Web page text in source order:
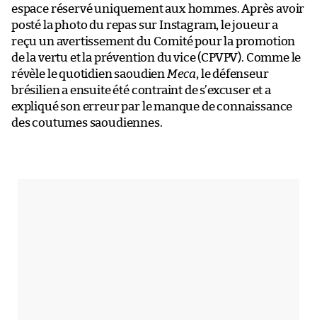
espace réservé uniquement aux hommes. Après avoir
posté la photo du repas sur Instagram, le joueur a
reçu un avertissement du Comité pour la promotion
de la vertu et la prévention du vice (CPVPV). Comme le
révèle le quotidien saoudienMeca, le défenseur
brésilien a ensuite été contraint de s’excuser et a
expliqué son erreur par le manque de connaissance
des coutumes saoudiennes.